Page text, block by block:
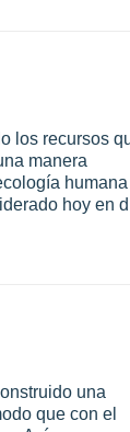
los recursos
manera
humana
hoy en
una
que con el